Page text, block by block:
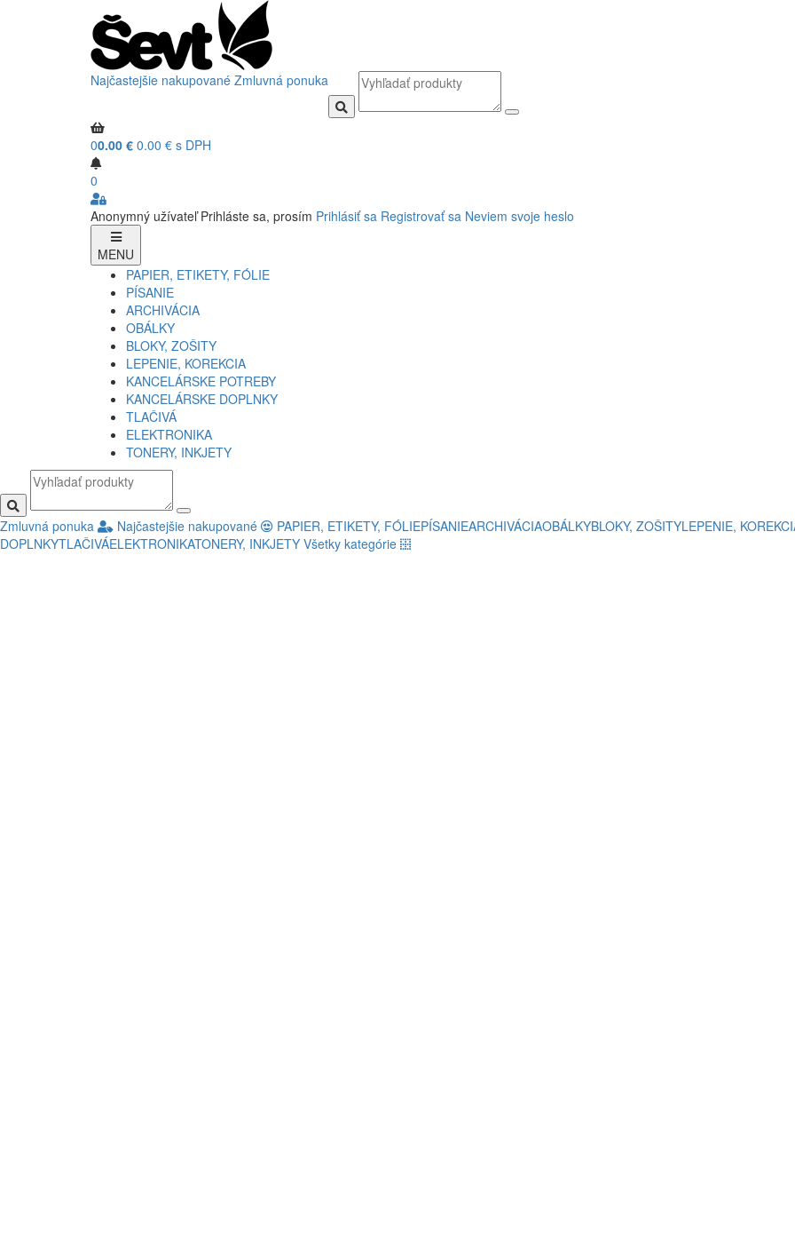
Najčastejšie nakupované Zmluvná ponuka
00.00 € 0.00 € s DPH
0
Anonymný užívateľ Prihláste sa, prosím Prihlásiť sa Registrovať sa Neviem svoje heslo
MENU
PAPIER, ETIKETY, FÓLIE
PÍSANIE
ARCHIVÁCIA
OBÁLKY
BLOKY, ZOŠITY
LEPENIE, KOREKCIA
KANCELÁRSKE POTREBY
KANCELÁRSKE DOPLNKY
TLAČIVÁ
ELEKTRONIKA
TONERY, INKJETY
Zmluvná ponuka Najčastejšie nakupované PAPIER, ETIKETY, FÓLIEPÍSANIEARCHIVÁCIAOBÁLKYBLOKY, ZOŠITYLEPENIE,
DOPLNKYTLAČIVÁELEKTRONIKATONERY, INKJETY Všetky kategórie